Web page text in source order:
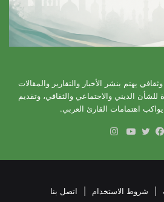
يهتم بنشر الأخبار والتقارير والمقالات
للشأن الديني والاجتماعي والثقافي، وتقديم
اهتمامات القارئ العربي.
شروط الاستخدام اتصل بنا